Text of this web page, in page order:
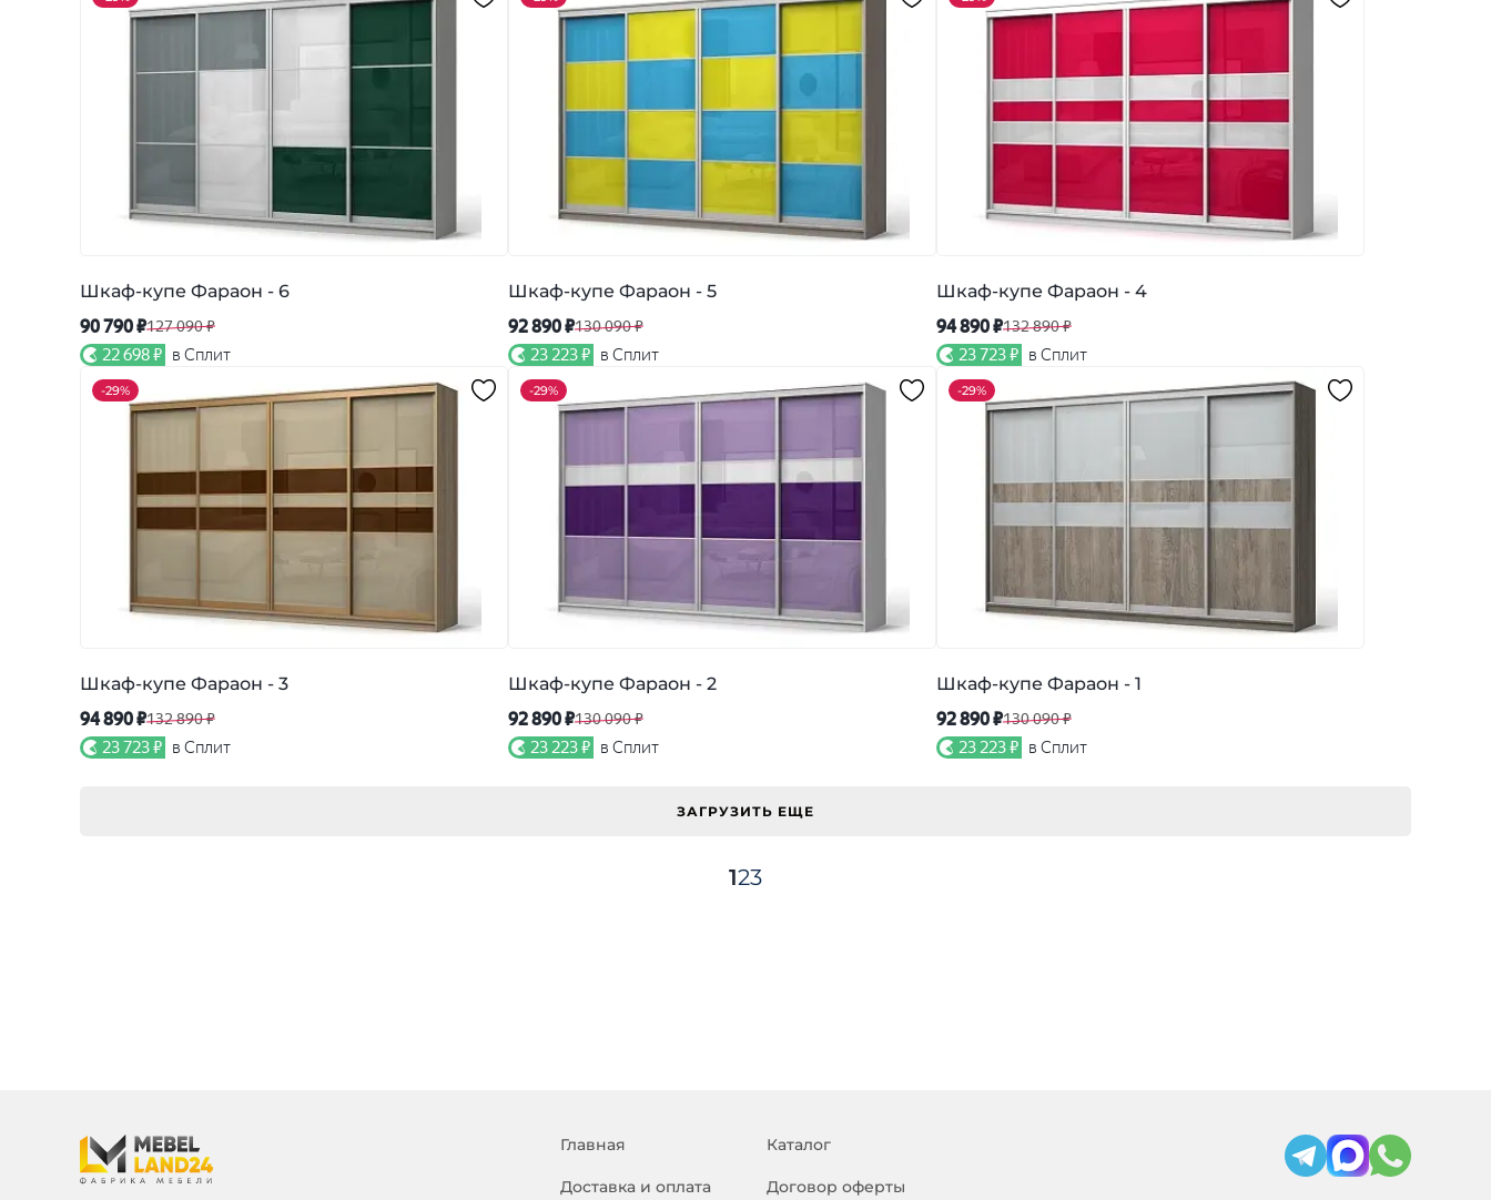
Шкаф-купе Фараон - 6
90 790 ₽127 090 ₽
22 698 ₽ в Сплит
Шкаф-купе Фараон - 5
92 890 ₽130 090 ₽
23 223 ₽ в Сплит
Шкаф-купе Фараон - 4
94 890 ₽132 890 ₽
23 723 ₽ в Сплит
-29%
Шкаф-купе Фараон - 3
94 890 ₽132 890 ₽
23 723 ₽ в Сплит
-29%
Шкаф-купе Фараон - 2
92 890 ₽130 090 ₽
23 223 ₽ в Сплит
-29%
Шкаф-купе Фараон - 1
92 890 ₽130 090 ₽
23 223 ₽ в Сплит
ЗАГРУЗИТЬ ЕЩЕ
123
Главная Каталог
Доставка и оплата Договор оферты